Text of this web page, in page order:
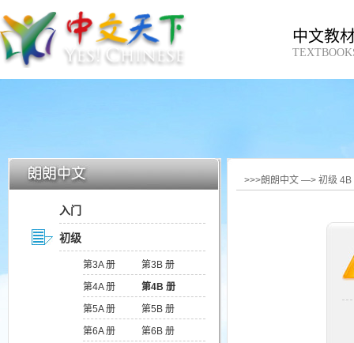
中文教
入门
初级
第3A 册
第3B 册
第4A 册
第4B 册
第5A 册
第5B 册
第6A 册
第6B 册
>>>朗朗中文 —> 初级